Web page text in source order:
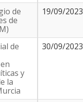
de
de
19/09/2023
de
y
la
30/09/2023